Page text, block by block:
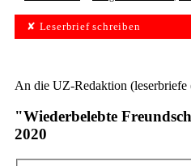
✘ Leserbrief schreiben
An die UZ-Redaktion (leserbriefe
"Wiederbelebte
2020